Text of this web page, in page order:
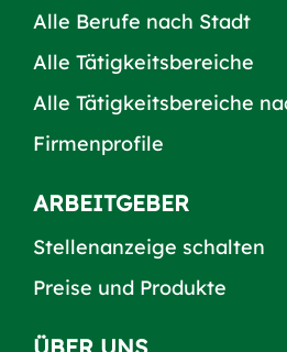
Alle Berufe nach Stadt
Alle Tätigkeitsbereiche
Alle Tätigkeitsbereiche
Firmenprofile
ARBEITGEBER
Stellenanzeige schalten
Preise und Produkte